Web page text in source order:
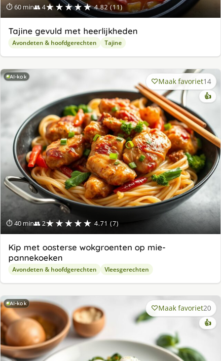
⏱ 60 min👥 4★★★★★ 4.82 (11)
Tajine gevuld met heerlijkheden
Avondeten & hoofdgerechten Tajine
AI-kok
⏱ 40 min👥 2★★★★★ 4.71 (7)
Maak favoriet14
👍
Kip met oosterse wokgroenten op mie-
pannekoeken
Avondeten & hoofdgerechten Vleesgerechten
AI-kok Maak favoriet20
👍